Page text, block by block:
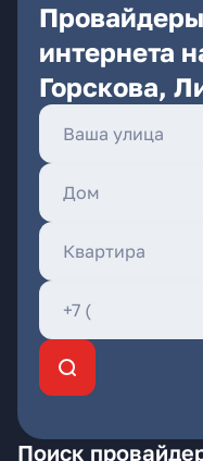
интернета
Горскова,
Поиск